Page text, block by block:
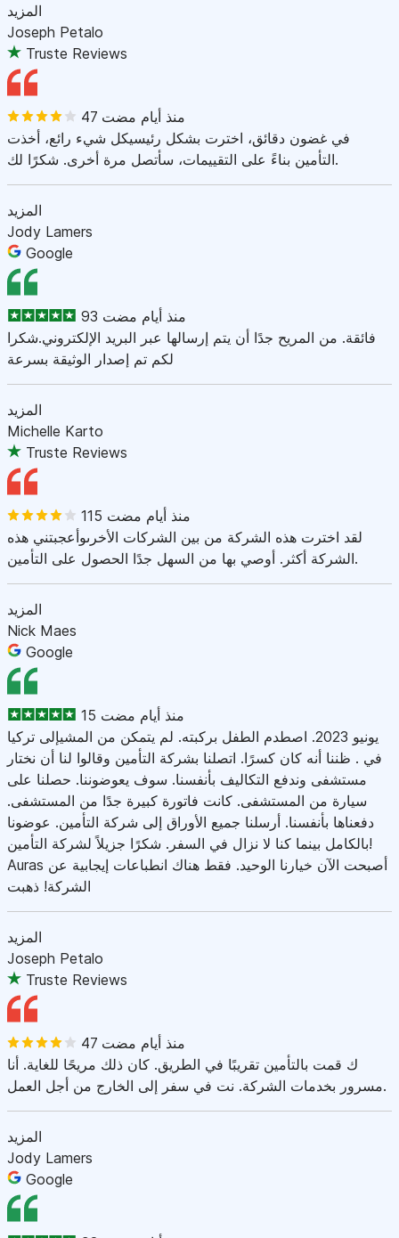
المزيد
Joseph Petalo
Truste Reviews
47 منذ أيام مضت
في غضون دقائق، اخترت بشكل رئيسيكل شيء رائع، أخذت
التأمين بناءً على التقييمات، سأتصل مرة أخرى. شكرًا لك.
المزيد
Jody Lamers
Google
93 منذ أيام مضت
فائقة. من المريح جدًا أن يتم إرسالها عبر البريد الإلكتروني.شكرا
لكم تم إصدار الوثيقة بسرعة
المزيد
Michelle Karto
Truste Reviews
115 منذ أيام مضت
لقد اخترت هذه الشركة من بين الشركات الأخرىوأعجبتني هذه
الشركة أكثر. أوصي بها من السهل جدًا الحصول على التأمين.
المزيد
Nick Maes
Google
15 منذ أيام مضت
يونيو 2023. اصطدم الطفل بركبته. لم يتمكن من المشيإلى تركيا
في . ظننا أنه كان كسرًا. اتصلنا بشركة التأمين وقالوا لنا أن نختار
مستشفى وندفع التكاليف بأنفسنا. سوف يعوضوننا. حصلنا على
سيارة من المستشفى. كانت فاتورة كبيرة جدًا من المستشفى.
دفعناها بأنفسنا. أرسلنا جميع الأوراق إلى شركة التأمين. عوضونا
بالكامل بينما كنا لا نزال في السفر. شكرًا جزيلاً لشركة التأمين!
Auras أصبحت الآن خيارنا الوحيد. فقط هناك انطباعات إيجابية عن
الشركة! ذهبت
المزيد
Joseph Petalo
Truste Reviews
47 منذ أيام مضت
ك قمت بالتأمين تقريبًا في الطريق. كان ذلك مريحًا للغاية. أنا
مسرور بخدمات الشركة. نت في سفر إلى الخارج من أجل العمل.
المزيد
Jody Lamers
Google